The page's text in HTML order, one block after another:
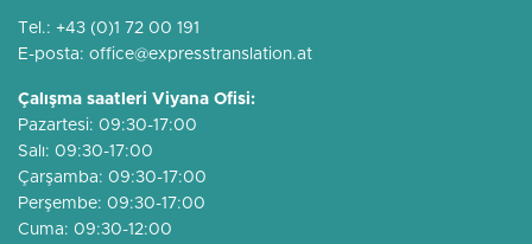
Tel.: +43 (0)1 72 00 191
E-posta: office@expresstranslation.at
Çalışma saatleri Viyana Ofisi:
Pazartesi: 09:30-17:00
Salı: 09:30-17:00
Çarşamba: 09:30-17:00
Perşembe: 09:30-17:00
Cuma: 09:30-12:00